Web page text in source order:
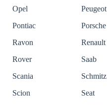
Opel
Peugeot
Pontiac
Porsche
Ravon
Renault
Rover
Saab
Scania
Schmitz
Scion
Seat